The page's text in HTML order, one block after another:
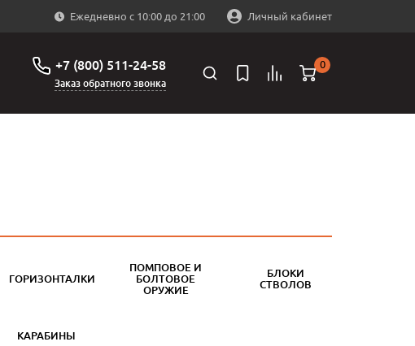
Ежедневно с 10:00 до 21:00 Личный кабинет
+7 (800) 511-24-58
Заказ обратного звонка
0
ГОРИЗОНТАЛКИ
ПОМПОВОЕ И
БОЛТОВОЕ
ОРУЖИЕ
БЛОКИ
СТВОЛОВ
КАРАБИНЫ